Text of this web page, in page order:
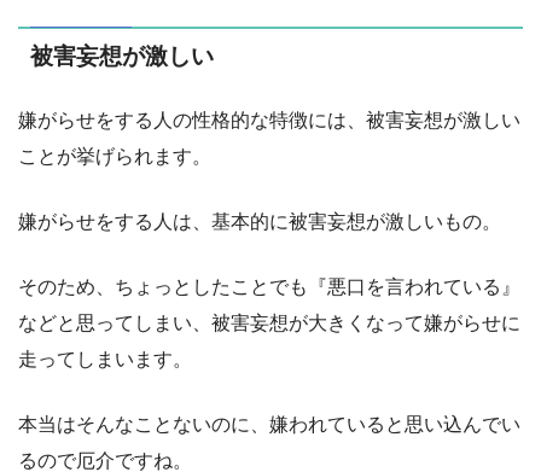
被害妄想が激しい
嫌がらせをする人の性格的な特徴には、被害妄想が激しい
ことが挙げられます。
嫌がらせをする人は、基本的に被害妄想が激しいもの。
そのため、ちょっとしたことでも『悪口を言われている』
などと思ってしまい、被害妄想が大きくなって嫌がらせに
走ってしまいます。
本当はそんなことないのに、嫌われていると思い込んでい
るので厄介ですね。